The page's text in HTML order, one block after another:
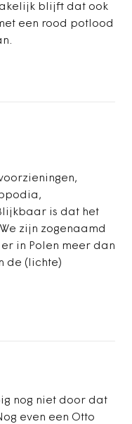
blijft dat ook
een rood potlood
is dat het
zijn zogenaamd
in Polen meer dan
de (lichte)
nog niet door dat
even een Otto